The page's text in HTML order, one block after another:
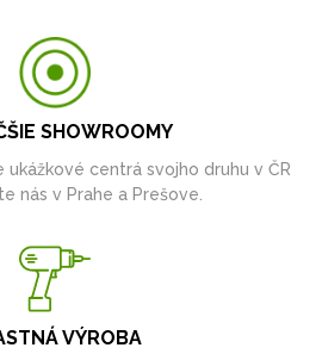
SHOWROOMY
centrá svojho druhu v ČR
nás v Prahe a Prešove.
VÝROBA